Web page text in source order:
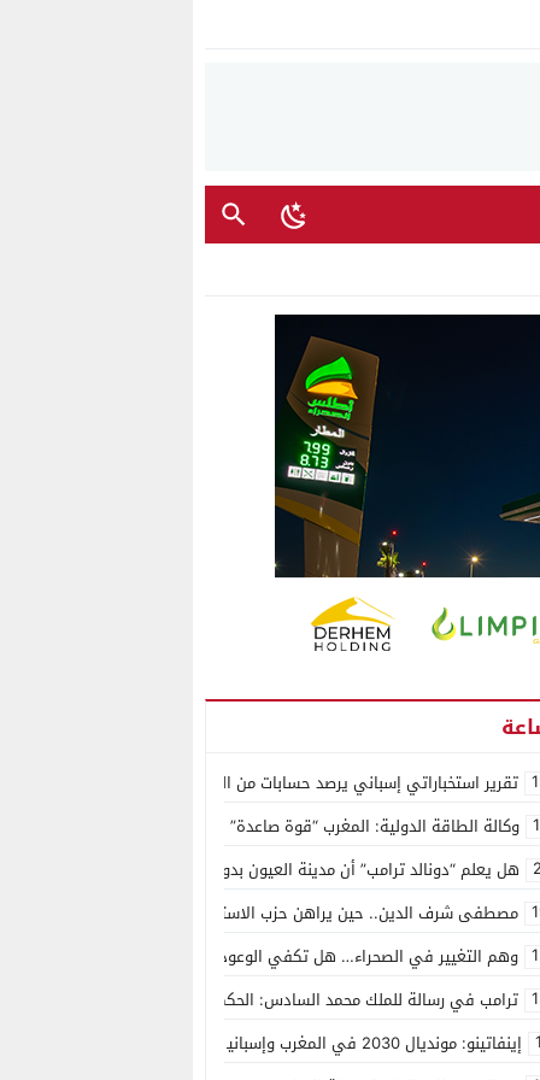
تقرير استخباراتي إسباني يرصد حسابات من الجزائر وأرقاما بـ”213+” ضمن حملة رقمية منظمة حرّضت على اقتحام سبتة
وكالة الطاقة الدولية: المغرب “قوة صاعدة” في سوق المعادن الاستراتيجية
هل يعلم “دونالد ترامب” أن مدينة العيون بدون ماء؟
مصطفى شرف الدين.. حين يراهن حزب الاستقلال على الكفاءة ويمنح الشباب
وهم التغيير في الصحراء… هل تكفي الوعود الفارغة لصناعة الواقع؟
ترامب في رسالة للملك محمد السادس: الحكم الذاتي هو الأساس الوحيد لحل
إينفاتينو: مونديال 2030 في المغرب وإسبانيا والبرتغال سيكون “الأجمل في التاريخ”